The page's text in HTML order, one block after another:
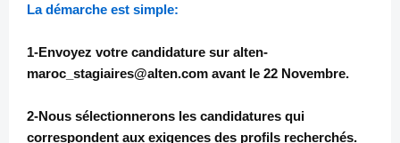
La démarche est simple:
1-Envoyez votre candidature sur alten-
maroc_stagiaires@alten.com avant le 22 Novembre.
2-Nous sélectionnerons les candidatures qui
correspondent aux exigences des profils recherchés.